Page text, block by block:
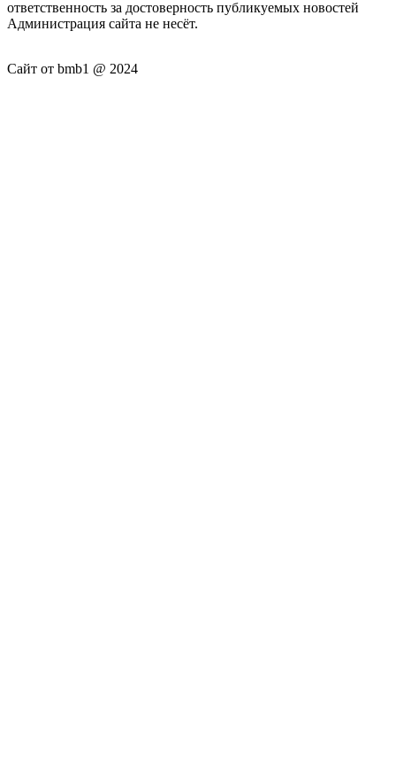
ответственность за достоверность публикуемых новостей
Администрация сайта не несёт.
Сайт от bmb1 @ 2024